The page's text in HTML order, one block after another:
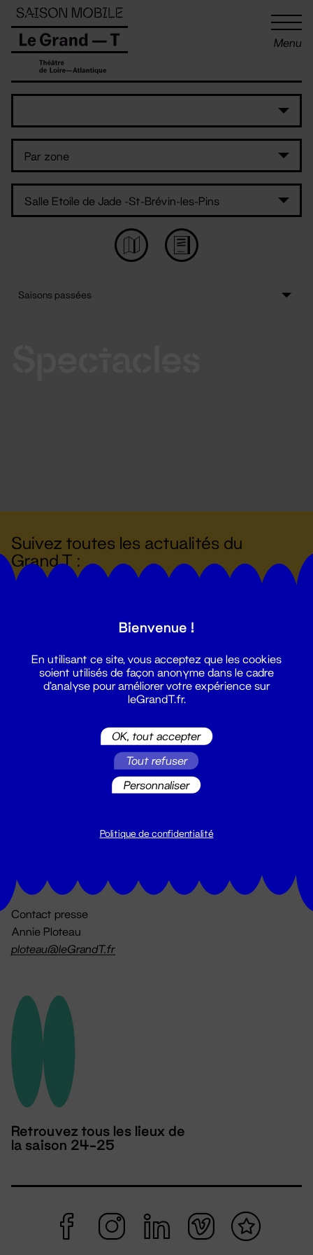
Menu
Suivez toutes les actualités du
Grand T :
billetterie@leGrandT.fr
Contact presse
Annie Ploteau
ploteau@leGrandT.fr
Retrouvez tous les lieux de
la saison 24-25
Panneau de gestion des cookies
Bienvenue !
En utilisant ce site, vous acceptez que les cookies
soient utilisés de façon anonyme dans le cadre
d'analyse pour améliorer votre expérience sur
leGrandT.fr.
OK, tout accepter
Tout refuser
Personnaliser
Politique de confidentialité